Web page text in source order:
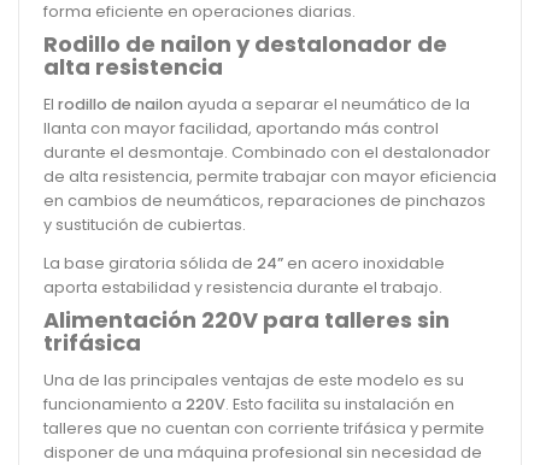
forma eficiente en operaciones diarias.
Rodillo de nailon y destalonador de
alta resistencia
El rodillo de nailon ayuda a separar el neumático de la
llanta con mayor facilidad, aportando más control
durante el desmontaje. Combinado con el destalonador
de alta resistencia, permite trabajar con mayor eficiencia
en cambios de neumáticos, reparaciones de pinchazos
y sustitución de cubiertas.
La base giratoria sólida de 24” en acero inoxidable
aporta estabilidad y resistencia durante el trabajo.
Alimentación 220V para talleres sin
trifásica
Una de las principales ventajas de este modelo es su
funcionamiento a 220V. Esto facilita su instalación en
talleres que no cuentan con corriente trifásica y permite
disponer de una máquina profesional sin necesidad de